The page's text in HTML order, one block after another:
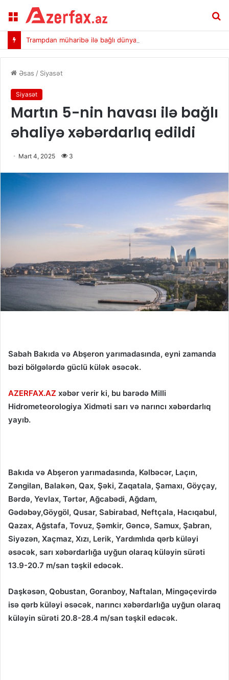
Menu
Trampdan müharibə ilə bağlı dünyanın gözlədiyi açıqlama
Əsas / Siyasət
Siyasət
Martın 5-nin havası ilə bağlı
əhaliyə xəbərdarlıq edildi
Mart 4, 2025 3
Sabah Bakıda və Abşeron yarımadasında, eyni zamanda
bəzi bölgələrdə güclü külək əsəcək.
AZERFAX.AZ xəbər verir ki, bu barədə Milli
Hidrometeorologiya Xidməti sarı və narıncı xəbərdarlıq
yayıb.
Bakıda və Abşeron yarımadasında, Kəlbəcər, Laçın,
Zəngilan, Balakən, Qax, Şəki, Zaqatala, Şamaxı, Göyçay,
Bərdə, Yevlax, Tərtər, Ağcabədi, Ağdam,
Gədəbəy,Göygöl, Qusar, Sabirabad, Neftçala, Hacıqabul,
Qazax, Ağstafa, Tovuz, Şəmkir, Gəncə, Samux, Şabran,
Siyəzən, Xaçmaz, Xızı, Lerik, Yardımlıda qərb küləyi
əsəcək, sarı xəbərdarlığa uyğun olaraq küləyin sürəti
13.9-20.7 m/san təşkil edəcək.
Daşkəsən, Qobustan, Goranboy, Naftalan, Mingəçevirdə
isə qərb küləyi əsəcək, narıncı xəbərdarlığa uyğun olaraq
küləyin sürəti 20.8-28.4 m/san təşkil edəcək.